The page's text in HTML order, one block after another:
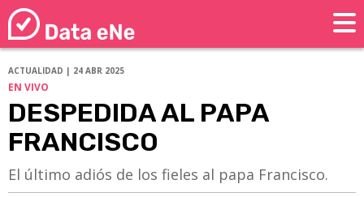
ACTUALIDAD | 24 ABR 2025
EN VIVO
DESPEDIDA AL PAPA
FRANCISCO
El último adiós de los fieles al papa Francisco.